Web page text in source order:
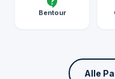
Bentour
Alle